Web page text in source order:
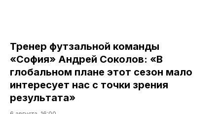
Тренер футзальной команды
«София» Андрей Соколов: «В
глобальном плане этот сезон мало
интересует нас с точки зрения
результата»